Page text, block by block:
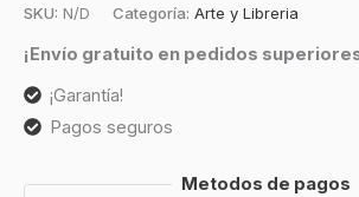
SKU: N/D Categoría: Arte y Libreria
¡Envío gratuito en pedidos
¡Garantía!
Pagos seguros
Metodos de pagos